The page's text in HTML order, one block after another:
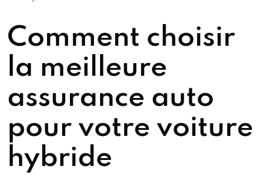
Comment choisir
la meilleure
assurance auto
pour votre voiture
hybride